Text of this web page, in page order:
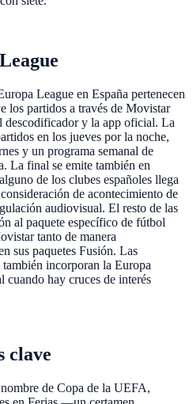
League en España pertenecen
los partidos a través de Movistar
descodificador y la app oficial. La
en los jueves por la noche,
y un programa semanal de
La final se emite también en
de los clubes españoles llega
de acontecimiento de
audiovisual. El resto de las
al paquete específico de fútbol
tanto de manera
sus paquetes Fusión. Las
incorporan la Europa
cuando hay cruces de interés
clave
de Copa de la UEFA,